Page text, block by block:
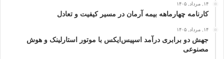
۱۴, مرداد, ۱۴۰۵
کارنامه چهارماهه بیمه آرمان در مسیر کیفیت و تعادل
۱۴, مرداد, ۱۴۰۵
جهش دو برابری درآمد اسپیس‌ایکس با موتور استارلینک و هوش
مصنوعی